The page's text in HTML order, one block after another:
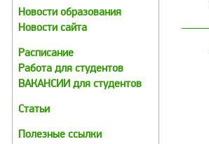
Новости образования
Новости сайта
Расписание
Работа для студентов
ВАКАНСИИ для студентов
Статьи
Полезные ссылки